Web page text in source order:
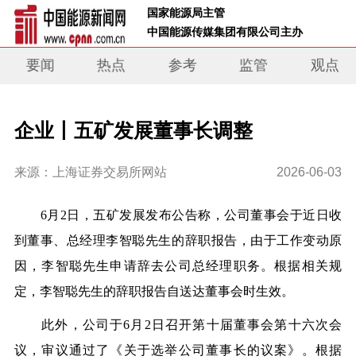
国家能源局主管
中国能源传媒集团有限公司主办
要闻 热点 参考 监管 观点
企业丨五矿发展董事长调整
来源：上海证券交易所网站 2026-06-03
6月2日，五矿发展发布公告称，公司董事会于近日收
到董事、总经理李智聪先生的辞职报告，由于工作变动原
因，李智聪先生申请辞去公司总经理职务 。根据相关规
定，李智聪先生的辞职报告自送达董事会时生效。
此外，公司于6月2日召开第十届董事会第十六次会
议，审议通过了《关于选举公司董事长的议案》。根据